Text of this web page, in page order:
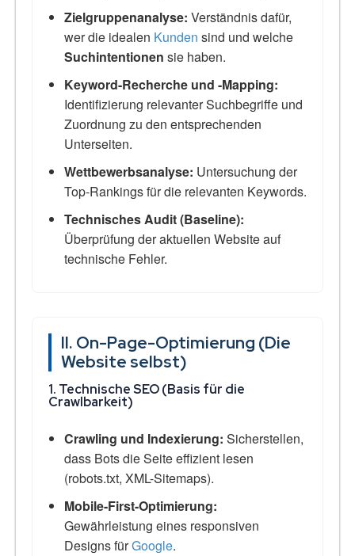
Zielgruppenanalyse: Verständnis dafür,
wer die idealen Kunden sind und welche
Suchintentionen sie haben.
Keyword-Recherche und -Mapping:
Identifizierung relevanter Suchbegriffe und
Zuordnung zu den entsprechenden
Unterseiten.
Wettbewerbsanalyse: Untersuchung der
Top-Rankings für die relevanten Keywords.
Technisches Audit (Baseline):
Überprüfung der aktuellen Website auf
technische Fehler.
II. On-Page-Optimierung (Die
Website selbst)
1. Technische SEO (Basis für die
Crawlbarkeit)
Crawling und Indexierung: Sicherstellen,
dass Bots die Seite effizient lesen
(robots.txt, XML-Sitemaps).
Mobile-First-Optimierung:
Gewährleistung eines responsiven
Designs fürGoogle.